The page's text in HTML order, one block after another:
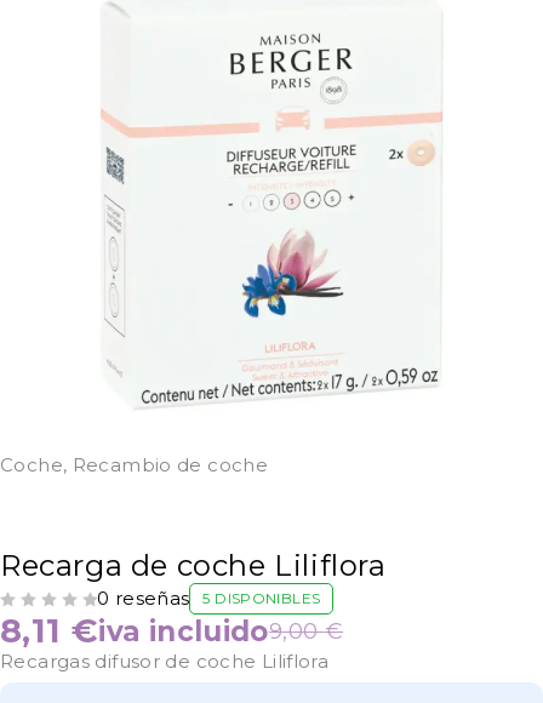
Coche, Recambio de coche
Recarga de coche Liliflora
0 reseñas 5 DISPONIBLES
9,00€
8,11 €iva incluido
Recargas difusor de coche Liliflora